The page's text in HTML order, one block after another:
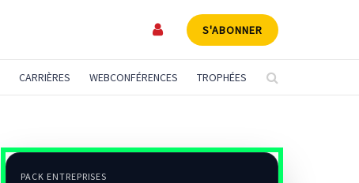
S'ABONNER
CARRIÈRES WEBCONFÉRENCES TROPHÉES
PACK ENTREPRISES